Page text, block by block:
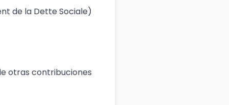
de la Dette Sociale)
otras contribuciones